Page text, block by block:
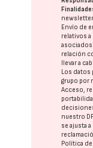
Envío de
relativos
relación
llevar a
Los datos
grupo por
Acceso,
nuestro
se ajusta
Política